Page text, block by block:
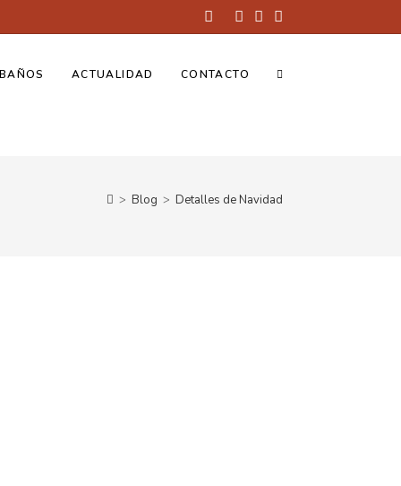
BAÑOS ACTUALIDAD CONTACTO
> Blog > Detalles de Navidad